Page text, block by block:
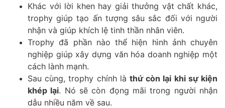
Khác với lời khen hay giải thưởng vật chất khác,
trophy giúp tạo ấn tượng sâu sắc đối với người
nhận và giúp khích lệ tinh thần nhân viên.
Trophy đã phần nào thể hiện hình ảnh chuyên
nghiệp giúp xây dựng văn hóa doanh nghiệp một
cách lành mạnh.
Sau cùng, trophy chính là thứ còn lại khi sự kiện
khép lại. Nó sẽ còn đọng mãi trong người nhận
dẫu nhiều năm về sau.